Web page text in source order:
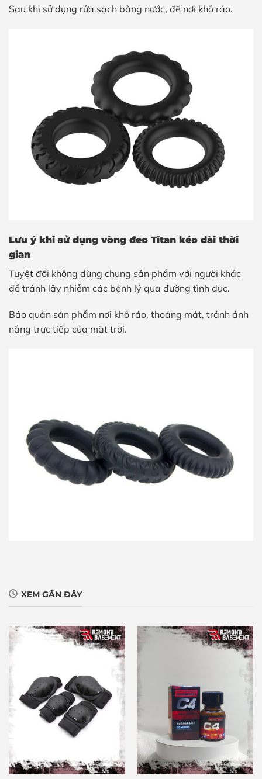
Sau khi sử dụng rửa sạch bằng nước, để nơi khô ráo.
Lưu ý khi sử dụng vòng đeo Titan kéo dài thời
gian
Tuyệt đối không dùng chung sản phẩm với người khác
để tránh lây nhiễm các bệnh lý qua đường tình dục.
Bảo quản sản phẩm nơi khô ráo, thoáng mát, tránh ánh
nắng trực tiếp của mặt trời.
XEM GẦN ĐÂY